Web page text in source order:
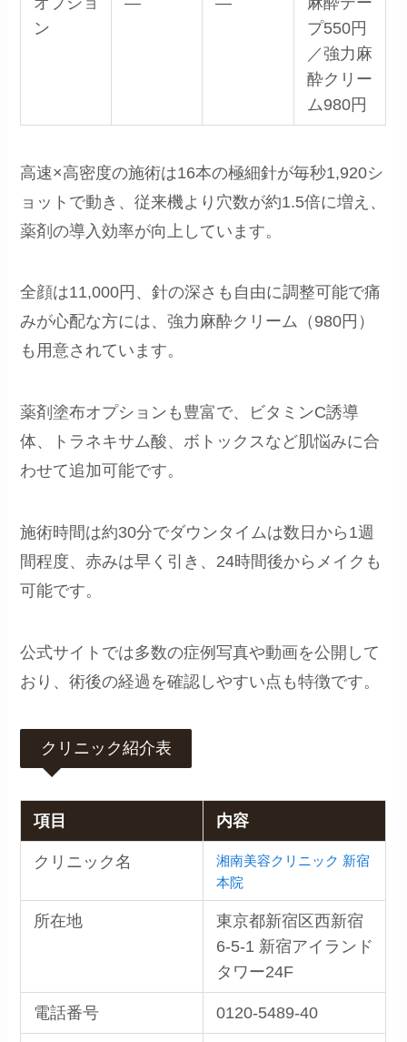
ン
プ550円
／強力麻
酔クリー
ム980円
高速×高密度の施術は16本の極細針が毎秒1,920シ
ョットで動き、従来機より穴数が約1.5倍に増え、
薬剤の導入効率が向上しています。
全顔は11,000円、針の深さも自由に調整可能で痛
みが心配な方には、強力麻酔クリーム（980円）
も用意されています。
薬剤塗布オプションも豊富で、ビタミンC誘導
体、トラネキサム酸、ボトックスなど肌悩みに合
わせて追加可能です。
施術時間は約30分でダウンタイムは数日から1週
間程度、赤みは早く引き、24時間後からメイクも
可能です。
公式サイトでは多数の症例写真や動画を公開して
おり、術後の経過を確認しやすい点も特徴です。
クリニック紹介表
項目 内容
クリニック名
湘南美容クリニック 新宿
本院
所在地
東京都新宿区西新宿
6-5-1 新宿アイランド
タワー24F
電話番号 0120-5489-40